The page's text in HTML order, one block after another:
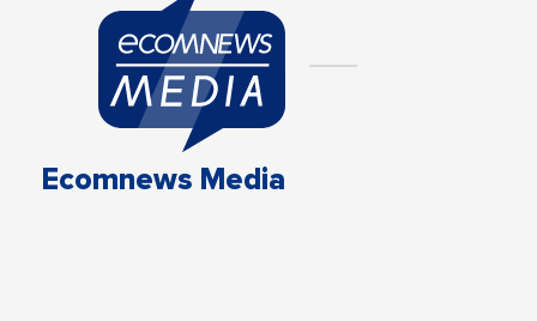
Ecomnews Media